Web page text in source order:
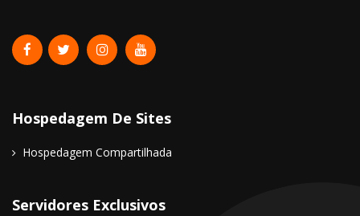
Hospedagem De Sites
Hospedagem Compartilhada
Servidores Exclusivos